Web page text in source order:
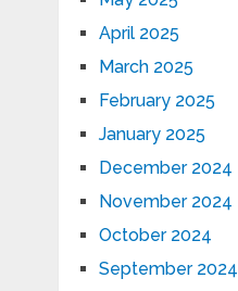
April 2025
March 2025
February 2025
January 2025
December 2024
November 2024
October 2024
September 2024